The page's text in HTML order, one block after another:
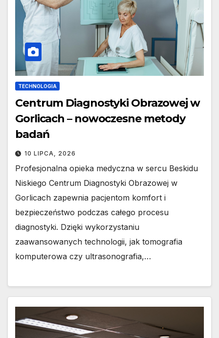
TECHNOLOGIA
Centrum Diagnostyki Obrazowej w
Gorlicach – nowoczesne metody
badań
10 LIPCA, 2026
Profesjonalna opieka medyczna w sercu Beskidu
Niskiego Centrum Diagnostyki Obrazowej w
Gorlicach zapewnia pacjentom komfort i
bezpieczeństwo podczas całego procesu
diagnostyki. Dzięki wykorzystaniu
zaawansowanych technologii, jak tomografia
komputerowa czy ultrasonografia,…